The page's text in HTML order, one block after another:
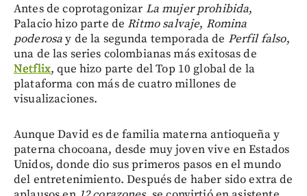
Antes de coprotagonizar La mujer prohibida,
Palacio hizo parte deRitmo salvaje, Romina
poderosay de la segunda temporada de Perfil falso,
una de las series colombianas más exitosas de
Netflix, que hizo parte del Top 10 global de la
plataforma con más de cuatro millones de
visualizaciones.
Aunque David es de familia materna antioqueña y
paterna chocoana, desde muy joven vive en Estados
Unidos, donde dio sus primeros pasos en el mundo
del entretenimiento. Después de haber sido extra de